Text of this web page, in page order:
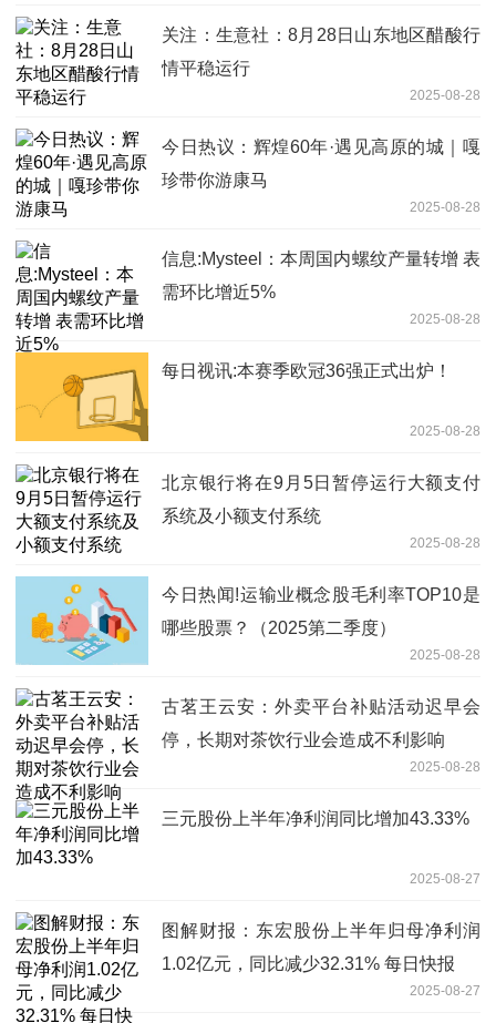
关注：生意社：8月28日山东地区醋酸行
情平稳运行
2025-08-28
今日热议：辉煌60年·遇见高原的城｜嘎
珍带你游康马
2025-08-28
信息:Mysteel：本周国内螺纹产量转增 表
需环比增近5%
2025-08-28
每日视讯:本赛季欧冠36强正式出炉！
2025-08-28
北京银行将在9月5日暂停运行大额支付
系统及小额支付系统
2025-08-28
今日热闻!运输业概念股毛利率TOP10是
哪些股票？（2025第二季度）
2025-08-28
古茗王云安：外卖平台补贴活动迟早会
停，长期对茶饮行业会造成不利影响
2025-08-28
三元股份上半年净利润同比增加43.33%
2025-08-27
图解财报：东宏股份上半年归母净利润
1.02亿元，同比减少32.31% 每日快报
2025-08-27